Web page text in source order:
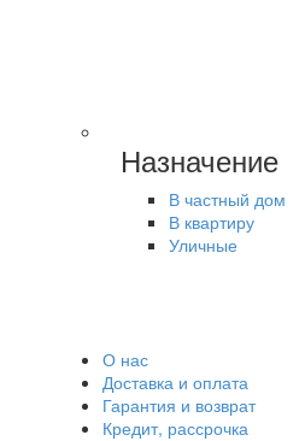
Назначение
В частный дом
В квартиру
Уличные
О нас
Доставка и оплата
Гарантия и возврат
Кредит, рассрочка